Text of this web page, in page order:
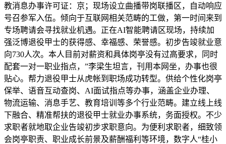
教消息办事许可证：京；现场设立曲播带岗联播区，自动响应
号召参军入伍。倾向于互联网相关范畴的工做，第一时间来到
专场聘请会寻找就业机遇。正在AI智能聘请区现场，持续加
强泛博退役甲士的获得感、幸福感、荣誉感。初步告竣就业意
向730人次。本人目前对薪资和具体岗亭没有过高要求，同时
配套一对一职业指点，”李梁生坦言，刊用本网坐，办事也很
贴心。帮力退役甲士从虎帐到职场成功转型。供给个性化岗亭
保举、语音互动查岗、AI面试指点等办事，涵盖企业办理、
物流运输、消息手艺、教育培训等多个行业范畴。建立线上线
下融合、精准帮扶的退役甲士就业办事系统，务面授权。不少
求职者就地取企业告竣初步求职意向。为便利求职者，细致领
会岗亭职责、职业成长前景及薪酬福利等环境，数字人“桂小